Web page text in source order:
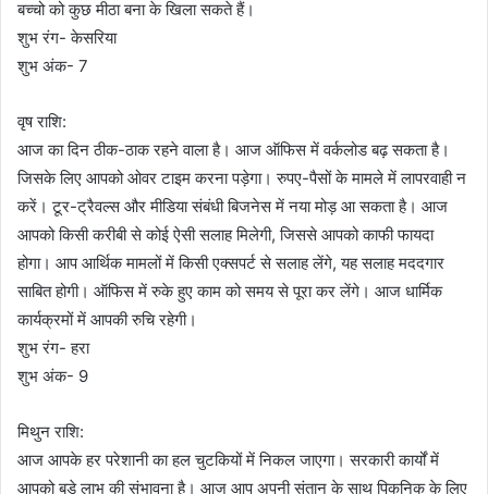
बच्चो को कुछ मीठा बना के खिला सकते हैं।
शुभ रंग- केसरिया
शुभ अंक- 7
वृष राशि:
आज का दिन ठीक-ठाक रहने वाला है। आज ऑफिस में वर्कलोड बढ़ सकता है।
जिसके लिए आपको ओवर टाइम करना पड़ेगा। रुपए-पैसों के मामले में लापरवाही न
करें। टूर-ट्रैवल्स और मीडिया संबंधी बिजनेस में नया मोड़ आ सकता है। आज
आपको किसी करीबी से कोई ऐसी सलाह मिलेगी, जिससे आपको काफी फायदा
होगा। आप आर्थिक मामलों में किसी एक्सपर्ट से सलाह लेंगे, यह सलाह मददगार
साबित होगी। ऑफिस में रुके हुए काम को समय से पूरा कर लेंगे। आज धार्मिक
कार्यक्रमों में आपकी रुचि रहेगी।
शुभ रंग- हरा
शुभ अंक- 9
मिथुन राशि:
आज आपके हर परेशानी का हल चुटकियों में निकल जाएगा। सरकारी कार्यों में
आपको बड़े लाभ की संभावना है। आज आप अपनी संतान के साथ पिकनिक के लिए